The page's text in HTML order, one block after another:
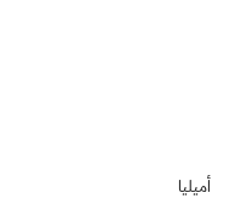
إلى
بداية
أميليا